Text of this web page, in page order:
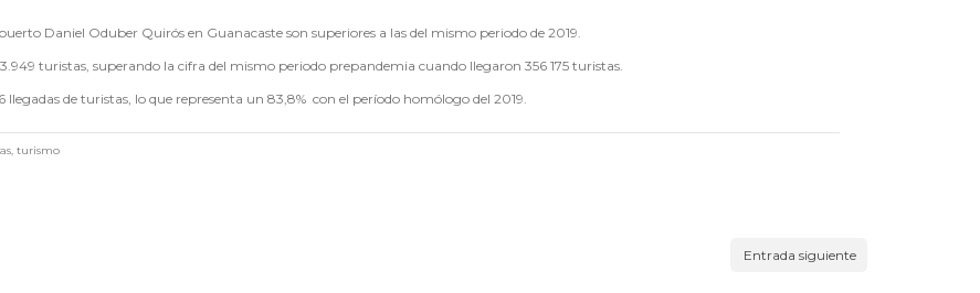
Daniel Oduber Quirós en Guanacaste son superiores a las del mismo periodo de 2019.
turistas, superando la cifra del mismo periodo prepandemia cuando llegaron 356 175 turistas.
de turistas, lo que representa un 83,8% con el período homólogo del 2019.
turismo
Entrada siguiente